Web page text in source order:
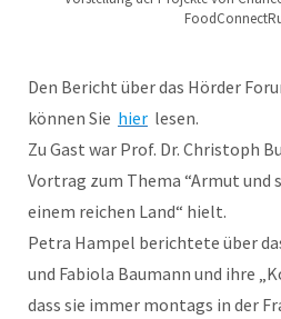
Den Bericht über das Hörder
können Sie hier lesen.
Zu Gast war Prof. Dr. Christoph
Vortrag zum Thema “Armut und
einem reichen Land“ hielt.
Petra Hampel berichtete über
und Fabiola Baumann und ihre
dass sie immer montags in der